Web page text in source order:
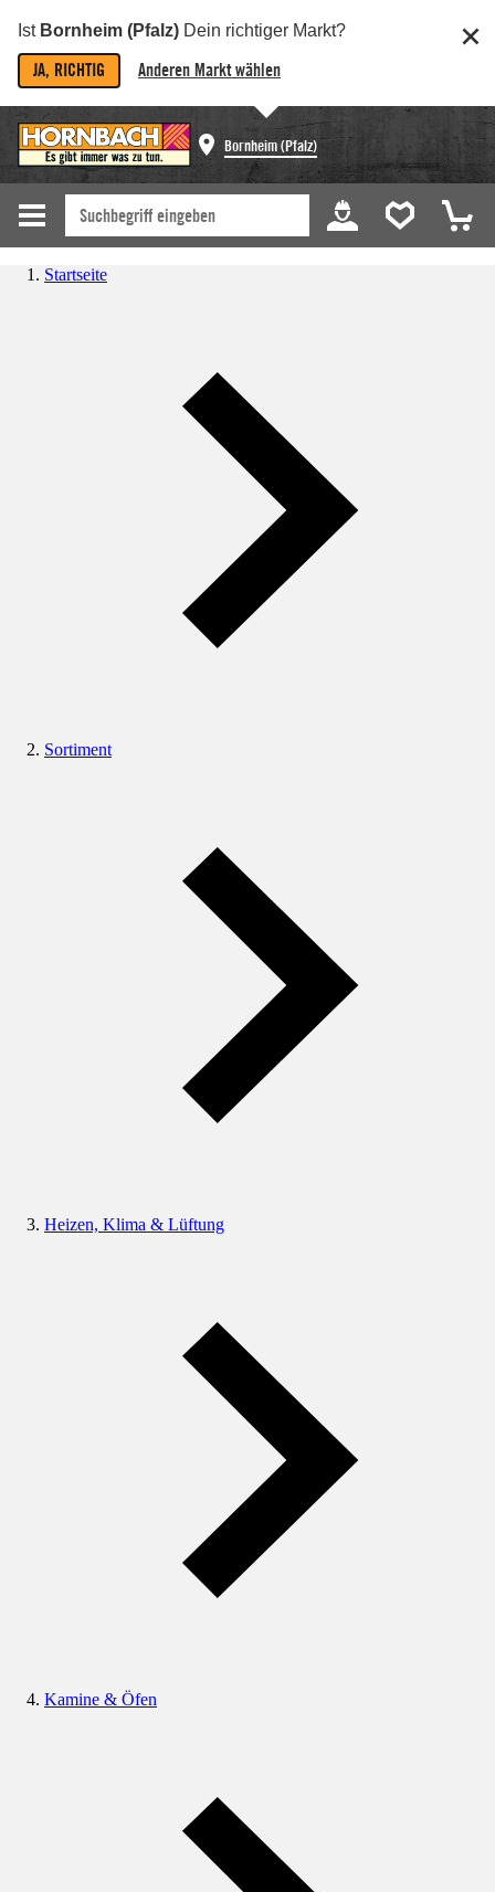
Ist Bornheim (Pfalz) Dein richtiger Markt?
JA, RICHTIG Anderen Markt wählen
Bornheim (Pfalz)
Startseite
Sortiment
Heizen, Klima & Lüftung
Kamine & Öfen